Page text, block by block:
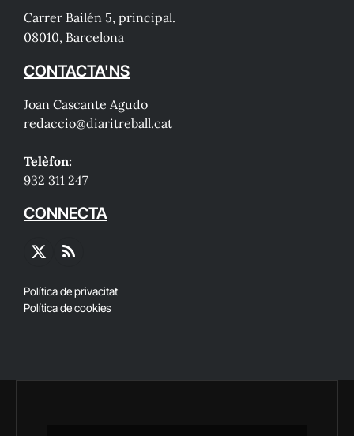
Carrer Bailén 5, principal.
08010, Barcelona
CONTACTA'NS
Joan Cascante Agudo
redaccio@diaritreball.cat
Telèfon:
932 311 247
CONNECTA
X
RSS
Política de privacitat
Política de cookies